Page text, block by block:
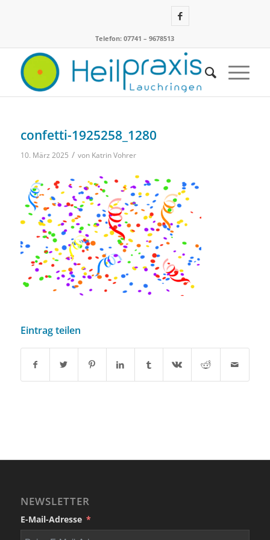
Telefon: 07741 – 9678513
confetti-1925258_1280
10. März 2025 / von Katrin Vohrer
Eintrag teilen
NEWSLETTER
E-Mail-Adresse